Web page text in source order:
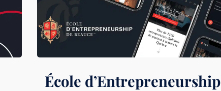
École d’Entrepreneurship